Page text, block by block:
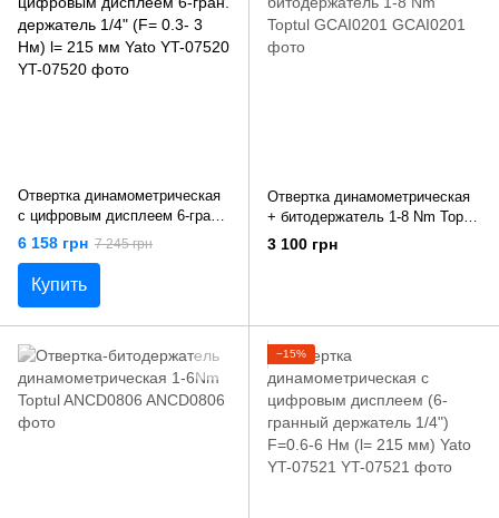
Отвертка динамометрическая
с цифровым дисплеем 6-гран.
держатель 1/4" (F= 0.3- 3 Нм)
l= 215 мм Yato YT-07520
6 158 грн 7 245 грн
Купить
Отвертка динамометрическая
+ битодержатель 1-8 Nm Toptul
GCAI0201
3 100 грн
−15%